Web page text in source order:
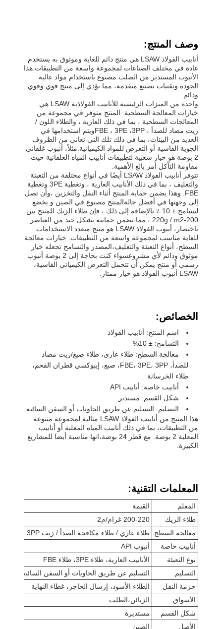
وصف المنتج:
أنابيب الفولاذ LSAW هي منتج دائم للغاية وموثوق به يستخدم
عادة في مختلف الصناعات لمجموعة واسعة من التطبيقات.هذا
الأنبوب المستدير من الصلب مصنوع باستخدام مواد عالية
الجودة وتقنيات تصنيع متقدمة، مما يؤدي إلى منتج قوي وقوي
ودائم.
واحدة من الميزات الرئيسية للأنابيب الفولاذية LSAW هي
خيارات المعالجة السطحية. المنتج متوفر في مجموعة من
المعالجات السطحية ، بما في ذلك العارية ، والطلاء اللون /
زيت مضاد للصدأ ، FBE ، 3PE ،3PPويتم استخدامها في
العديد من البيئات، بما في ذلك تلك التي تعاني من الظروف
الجوية القاسية أو التعرض للمواد الكيميائية.مثلاً، أنبوب غلفاني
2 بوصة هو خيار شعبية لتطبيقات أنابيب المياه الغلفانية حيث
مقاومة التآكل أمر بالغ الأهمية.
تتوفر أنابيب الفولاذ LSAW أيضًا في أنواع مختلفة من التعبئة
والتغليف ، بما في ذلك الأنابيب العارية ، وتغطية 3PE وتغطية
FBE. وهذا يضمن حماية المنتج أثناء النقل والتخزين ،وأن تصل
إلى وجهتها في أفضل حالةالمنتج مصنوع في الصين و يخضع
لتسامح ± 10 ٪ بالإضافة إلى ذلك ، فإن طلاء الزيك للمنتج بين
200-220g / m2 ، مما يضمن حمايته بشكل جيد من العناصر.
باختصار، أنبوب الفولاذ LSAW هو منتج متعدد الاستخدامات
للغاية مناسب لمجموعة واسعة من التطبيقات. خيارات معالجة
السطح، أنواع التعبئة والتغليف،المصدر والتسامح تجعله خيار
موثوق ودائم لأي مشروعسواء كنت بحاجة إلى 2 بوصة أنبوب
رسمي أو منتج يمكن أن تتحمل التعرض الكيميائي القاسية،
LSAW أنبوب الفولاذ هو خيار ممتاز.
الخصائص:
اسم المنتج: أنابيب الفولاذ
التسامح: ± 10%
معالجة السطح: طلاء عاري، طلاء صبغ/زيت مضاد
للصدأ، FBE، 3PE، 3PP، صبغ، إيبوكسي قطران الفحم،
طلاء الخرسانة
أنابيب خاصة: أنابيب API
شكل القسم: مستدير
التسليم: التسليم عن طريق الحاويات أو السفن السائبة
هذا المنتج من أنابيب الفولاذ LSAW مثالية لمجموعة متنوعة
من التطبيقات، بما في ذلك أنابيب المياه المعلبة أو أنابيب
المعلبة 2 بوصة. مع قطر 24 بوصة،انها مناسبة أيضا للمشاريع
الكبيرة.
المعلمات التقنية:
المعلم
القيمة
طلاء الزيك
200-220 غرام/م2
معالجة السطح
طلاء عاري / طلاء مكافحة الصدأ / زيت FBE ، 3PE ، 3PP ، مصقول ، أكسيد البترول البتروني ، طلاء الخرسانة
أنابيب خاصة
أنبوب API
نوع التعبئة
الأنابيب العارية، طلاء 3PE، طلاء FBE
التسليم
التسليم عن طريق الحاويات أو السفن السائبة
حزمة النقل
الطلاء الأسود، إرسال الحاجز، غطاء النهاية
الأسواق
الزبائن،الطلب
شكل القسم
مستديرة
الأصل
الصين